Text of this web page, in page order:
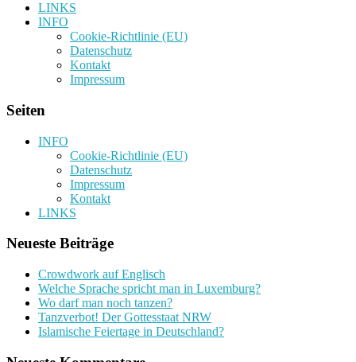
LINKS
INFO
Cookie-Richtlinie (EU)
Datenschutz
Kontakt
Impressum
Seiten
INFO
Cookie-Richtlinie (EU)
Datenschutz
Impressum
Kontakt
LINKS
Neueste Beiträge
Crowdwork auf Englisch
Welche Sprache spricht man in Luxemburg?
Wo darf man noch tanzen?
Tanzverbot! Der Gottesstaat NRW
Islamische Feiertage in Deutschland?